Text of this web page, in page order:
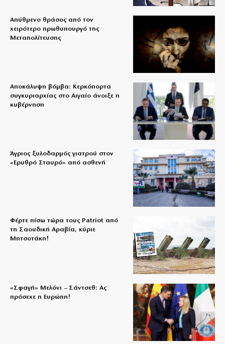
Απύθμενο θράσος από τον
χειρότερο πρωθυπουργό της
Μεταπολίτευσης
Αποκάλυψη βόμβα: Κερκόπορτα
συγκυριαρχίας στο Αιγαίο άνοιξε η
κυβέρνηση
Άγριος ξυλοδαρμός γιατρού στον
«Ερυθρό Σταυρό» από ασθενή
Φέρτε πίσω τώρα τους Patriot από
τη Σαουδική Αραβία, κύριε
Μητσοτάκη!
«Σφαγή» Μελόνι – Σάντσεθ: Ας
πρόσεχε η Ευρώπη!